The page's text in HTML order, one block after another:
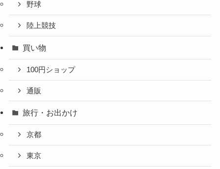
野球
陸上競技
買い物
100円ショップ
通販
旅行・お出かけ
京都
東京